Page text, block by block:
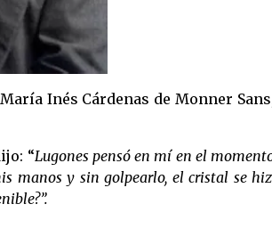
Inés Cárdenas de Monner
“Lugones pensó en mí en el
manos y sin golpearlo, el cristal se